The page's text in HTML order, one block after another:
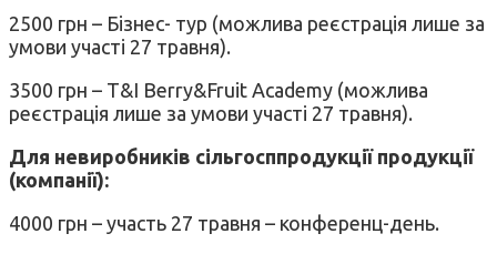
2500 грн – Бізнес- тур (можлива реєстрація лише за
умови участі 27 травня).
3500 грн – T&I Berry&Fruit Academy (можлива
реєстрація лише за умови участі 27 травня).
Для невиробників сільгосппродукції продукції
(компанії):
4000 грн – участь 27 травня – конференц-день.